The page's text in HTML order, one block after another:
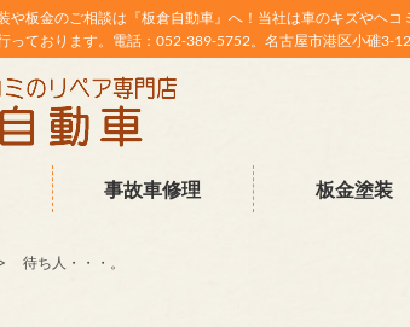
や板金のご相談は『板倉自動車』へ！当社は車のキズやヘ
っております。電話：052-389-5752。名古屋市港区小碓3-
事故車修理 板金塗装
待ち人・・・。